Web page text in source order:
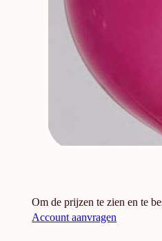
Om de prijzen te zien en te
Account aanvragen